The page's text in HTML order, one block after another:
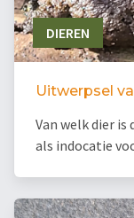
DIEREN
Uitwerpsel
Van welk dier is
als indocatie